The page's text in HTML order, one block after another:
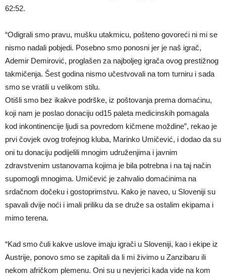
62:52.
“Odigrali smo pravu, mušku utakmicu, pošteno govoreći ni mi se
nismo nadali pobjedi. Posebno smo ponosni jer je naš igrač,
Ademir Demirović, proglašen za najboljeg igrača ovog prestižnog
takmičenja. Šest godina nismo učestvovali na tom turniru i sada
smo se vratili u velikom stilu.
Otišli smo bez ikakve podrške, iz poštovanja prema domaćinu,
koji nam je poslao donaciju od15 paleta medicinskih pomagala
kod inkontinencije ljudi sa povredom kičmene moždine”, rekao je
prvi čovjek ovog trofejnog kluba, Marinko Umičević, i dodao da su
oni tu donaciju podijelili mnogim udruženjima i javnim
zdravstvenim ustanovama kojima je bila potrebna i na taj način
supomogli mnogima. Umičević je zahvalio domaćinima na
srdačnom dočeku i gostoprimstvu. Kako je naveo, u Sloveniji su
spavali dvije noći i imali priliku da se druže sa ostalim ekipama i
mimo terena.
“Kad smo čuli kakve uslove imaju igrači u Sloveniji, kao i ekipe iz
Austrije, ponovo smo se zapitali da li mi živimo u Zanzibaru ili
nekom afričkom plemenu. Oni su u nevjerici kada vide na kom